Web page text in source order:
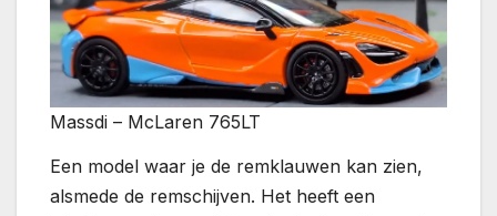
Massdi – McLaren 765LT
Een model waar je de remklauwen kan zien,
alsmede de remschijven. Het heeft een